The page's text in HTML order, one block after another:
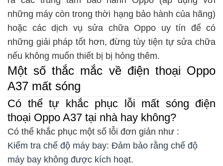
những máy còn trong thời hạng bảo hành của hãng)
hoặc các dịch vụ sửa chữa Oppo uy tín để có
những giải pháp tốt hơn, đừng tùy tiện tự sửa chữa
nếu không muốn thiết bị bị hỏng thêm.
Một số thắc mắc về điện thoại Oppo
A37 mất sóng
Có thể tự khắc phục lỗi mất sóng điện
thoại Oppo A37 tại nhà hay không?
Có thể khắc phục một số lỗi đơn giản như :
Kiểm tra chế độ máy bay: Đảm bảo rằng chế độ
máy bay không được kích hoạt.